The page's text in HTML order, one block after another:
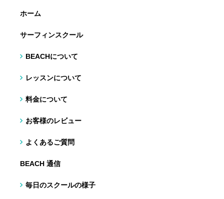
ホーム
サーフィンスクール
BEACHについて
レッスンについて
料金について
お客様のレビュー
よくあるご質問
BEACH 通信
毎日のスクールの様子